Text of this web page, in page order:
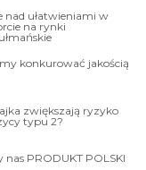
nad ułatwieniami w
na rynki
konkurować jakością
zwiększają ryzyko
typu 2?
nas PRODUKT POLSKI